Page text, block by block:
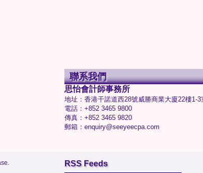
聯系我們
思怡會計師事務所
地址：香港干諾道西28號威勝商業大廈22樓1-3
電話：+852 3465 9800
傳真：+852 3465 9820
郵箱：enquiry@seeyeecpa.com
RSS Feeds